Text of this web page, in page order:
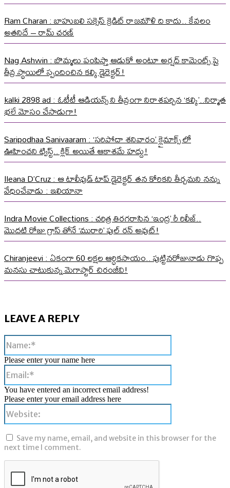
Ram Charan : బాహుబలి సక్సెస్ క్రెడిట్ రాజమౌళి ది కాదు.. కేవలం
అతనిదే – రామ్ చరణ్
Nag Ashwin : బొమ్మలు పంపిస్తా ఆడుకో అంటూ అర్షద్ కామెంట్స్ పై
తీవ్ర స్థాయిలో స్పందించిన కల్కి డైరెక్టర్!
kalki 2898 ad : ఓటీటీ ఆడియన్స్ ని తీవ్రంగా నిరాశపర్చిన ‘కల్కి’..నిర్మాత
భలే మోసం చేసాడుగా!
Saripodhaa Sanivaaram : ‘సరిపోదా శనివారం’ క్లైమాక్స్ లో
ఊహించని ట్విస్ట్.. క్లిక్ అయితే ఆకాశమే హద్దు!
Ileana D’Cruz : ఆ టాలీవుడ్ టాప్ డైరెక్టర్ తన కోరికని తీర్చమని నన్ను
వేధించేవాడు : ఇలియానా
Indra Movie Collections : చరిత్ర తిరగరాసిన ‘ఇంద్ర’ రీ రిలీజ్..
మొదటి రోజు గ్రాస్ తోనే ‘మురారి’ ఫుల్ రన్ అవుట్!
Chiranjeevi : ఏకంగా 60 లక్షల ఆర్ధికసాయం.. పుట్టినరోజునాడు గొప్ప
మనసు చాటుకున్న మెగాస్టార్ చిరంజీవి!
LEAVE A REPLY
Please enter your name here
You have entered an incorrect email address!
Please enter your email address here
Save my name, email, and website in this browser for the
next time I comment.